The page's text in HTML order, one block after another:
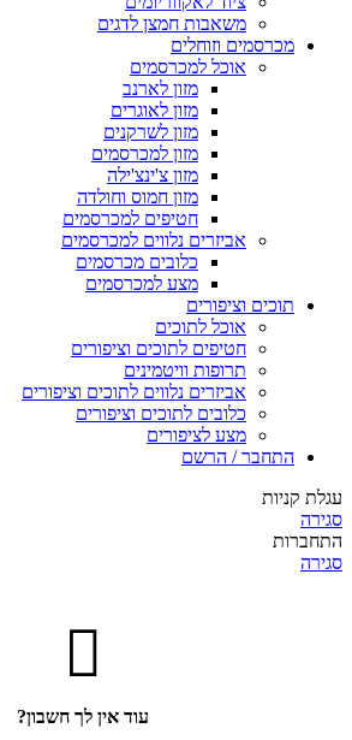
משאבות חמצן לדגים
מכרסמים וזוחלים
אוכל למכרסמים
מזון לארנב
מזון לאוגרים
מזון לשרקנים
מזון למכרסמים
מזון צ'ינצ'ילה
מזון חמוס וחולדה
חטיפים למכרסמים
אביזרים נלווים למכרסמים
כלובים מכרסמים
מצע למכרסמים
תוכים וציפורים
אוכל לתוכים
חטיפים לתוכים וציפורים
תרופות וויטמינים
אביזרים נלווים לתוכים וציפורים
כלובים לתוכים וציפורים
מצע לציפורים
התחבר / הרשם
עגלת קניות
סגירה
התחברות
סגירה
עוד אין לך חשבון?